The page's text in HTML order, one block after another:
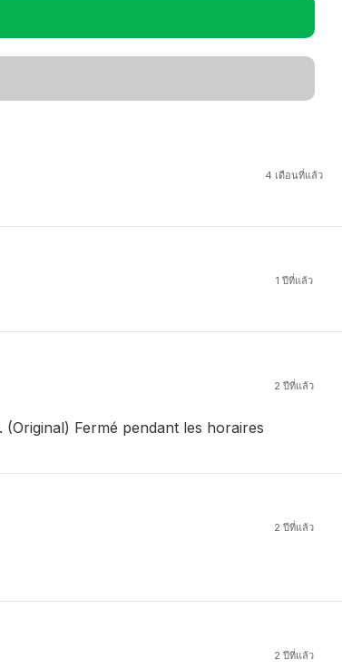
4 เดือนที่แล้ว
1 ปีที่แล้ว
2 ปีที่แล้ว
Fermé pendant les horaires
2 ปีที่แล้ว
2 ปีที่แล้ว